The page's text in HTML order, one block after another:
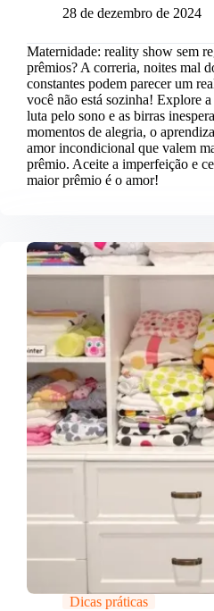
28 de dezembro de 2024
Maternidade: reality show sem
prêmios? A correria, noites mal
constantes podem parecer um
você não está sozinha! Explore a
luta pelo sono e as birras
momentos de alegria, o
amor incondicional que valem
prêmio. Aceite a imperfeição e
maior prêmio é o amor!
Dicas práticas